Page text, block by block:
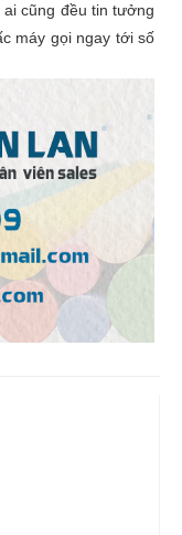
cũng đều tin tưởng
máy gọi ngay tới số